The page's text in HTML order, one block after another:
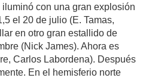
con una gran explosión
el 20 de julio (E. Tamas,
en otro gran estallido de
(Nick James). Ahora es
Carlos Labordena). Después
En el hemisferio norte